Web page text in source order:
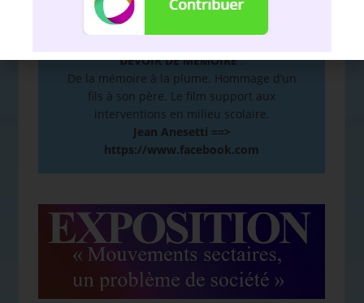
DEVOIR DE MÉMOIRE:
De la mémoire à la plume. Hommage d’un
fils à son père. Le film support aux
interventions en milieu scolaire.
Jean Anesetti ==>
https://www.facebook.com